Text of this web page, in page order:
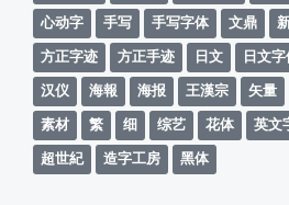
心动字
手写 手写字体 文鼎
方正字迹
方正手迹 日文 日文
汉仪
海報 海报 王漢宗 矢量
素材
繁 细 综艺 花体 英文
超世紀
造字工房 黑体